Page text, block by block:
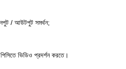
ইনপুট / আউটপুট সমর্থন;
ভিডিও প্রদর্শন করতে।